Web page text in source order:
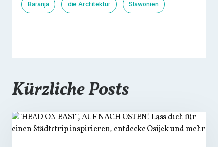
Baranja die Architektur Slawonien
Kürzliche Posts